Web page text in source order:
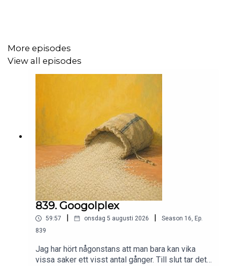
Sov gott!
More episodes
View all episodes
839. Googolplex
59:57 onsdag 5 augusti 2026 Season 16, Ep.
839
Jag har hört någonstans att man bara kan vika
vissa saker ett visst antal gånger. Till slut tar det